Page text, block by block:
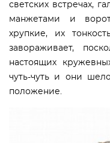
светских встречах,
манжетами и
хрупкие, их
завораживает,
настоящих
чуть-чуть и они
положение.